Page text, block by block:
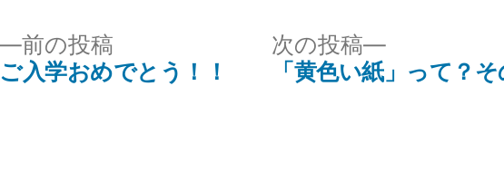
前の投稿
ご入学おめでとう！！
次の投稿
「黄色い紙」って？